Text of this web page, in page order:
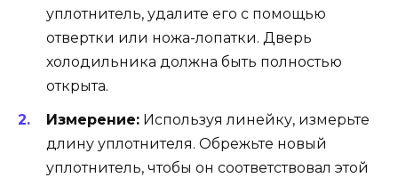
уплотнитель, удалите его с помощью
отвертки или ножа-лопатки. Дверь
холодильника должна быть полностью
открыта.
Измерение: Используя линейку, измерьте
длину уплотнителя. Обрежьте новый
уплотнитель, чтобы он соответствовал этой